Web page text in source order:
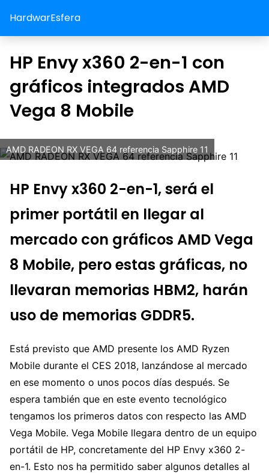
HardwarEsfera
HP Envy x360 2-en-1 con
gráficos integrados AMD
Vega 8 Mobile
AMD RADEON RX VEGA 64 referencia Sapphire 11
HP Envy x360 2-en-1, será el
primer portátil en llegar al
mercado con gráficos AMD Vega
8 Mobile, pero estas gráficas, no
llevaran memorias HBM2, harán
uso de memorias GDDR5.
Está previsto que AMD presente los AMD Ryzen
Mobile durante el CES 2018, lanzándose al mercado
en ese momento o unos pocos días después. Se
espera también que en este evento tecnológico
tengamos los primeros datos con respecto las AMD
Vega Mobile. Vega Mobile llegara dentro de un equipo
portátil de HP, concretamente del HP Envy x360 2-
en-1. Esto nos ha permitido saber algunos detalles al